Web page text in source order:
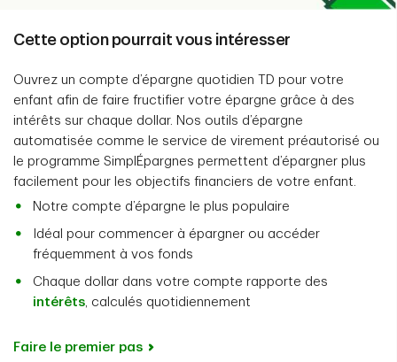
Cette option pourrait vous intéresser
Ouvrez un compte d’épargne quotidien TD pour votre
enfant afin de faire fructifier votre épargne grâce à des
intérêts sur chaque dollar. Nos outils d’épargne
automatisée comme le service de virement préautorisé ou
le programme SimplÉpargnes permettent d’épargner plus
facilement pour les objectifs financiers de votre enfant.
Notre compte d’épargne le plus populaire
Idéal pour commencer à épargner ou accéder
fréquemment à vos fonds
Chaque dollar dans votre compte rapporte des
intérêts, calculés quotidiennement
Faire le premier pas